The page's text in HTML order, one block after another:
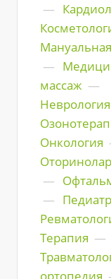
—
—
массаж —
Неврология
Онкология
—
—
Терапия —